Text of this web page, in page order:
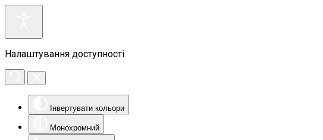
Налаштування доступності
Інвертувати кольори
Монохромний